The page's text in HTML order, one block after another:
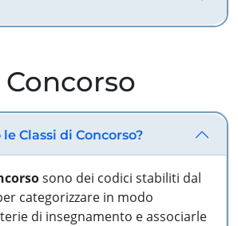
Concorso
le Classi di Concorso?
sono dei codici stabiliti dal
categorizzare in modo
di insegnamento e associarle